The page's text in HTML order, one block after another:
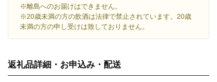
※離島へのお届けはできません。
※20歳未満の方の飲酒は法律で禁止されています。20歳
未満の方の申し受けは致しておりません。
返礼品詳細・お申込み・配送